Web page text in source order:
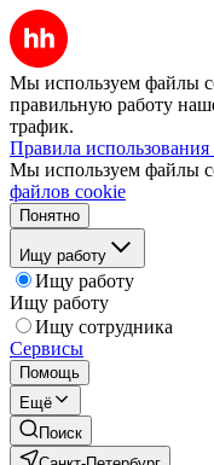
Мы используем файлы
правильную работу
трафик.
Правила
Мы используем файлы
файлов cookie
Понятно
Ищу работу
Ищу работу
Ищу работу
Ищу сотрудника
Сервисы
Помощь
Ещё
Поиск